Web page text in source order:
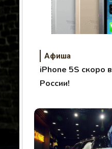
Афиша
iPhone 5S скоро в
России!